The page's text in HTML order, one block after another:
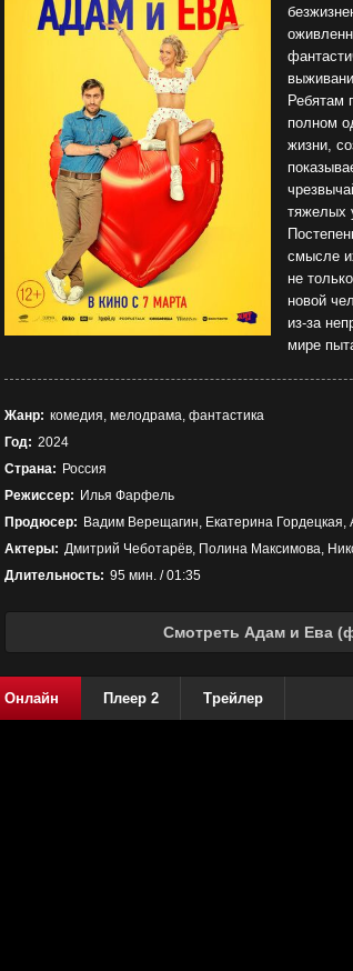
Ребятам
полном
жизни,
тяжелых
смысле
не
новой
из-за
мире
Жанр: комедия, мелодрама, фантастика
Год: 2024
Страна: Россия
Режиссер: Илья Фарфель
Продюсер: Вадим Верещагин, Екатерина Гордецкая,
Актеры: Дмитрий Чеботарёв, Полина Максимова,
Длительность: 95 мин. / 01:35
Смотреть Адам и Ева
Онлайн Плеер 2 Трейлер